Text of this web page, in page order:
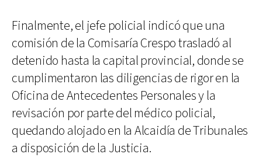
Finalmente, el jefe policial indicó que una
comisión de la Comisaría Crespo trasladó al
detenido hasta la capital provincial, donde se
cumplimentaron las diligencias de rigor en la
Oficina de Antecedentes Personales y la
revisación por parte del médico policial,
quedando alojado en la Alcaidía de Tribunales
a disposición de la Justicia.